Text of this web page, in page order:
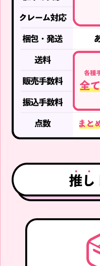
SEVENTEEN WONWOO う
ちわ 2023 SVT 7TH FANM
EETING in CARAT LAND I
MAGE PICKET ウォヌ ケレ
ン セブチ
買取価格
5,000 円
TWICE
TWICE SANA バッグチャ
ーム Baby SAVELY X'mas
Ed. サナ サブリー クリス
8,000円